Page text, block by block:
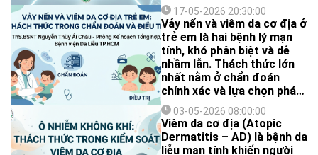
lý da như vảy nến, viêm da
cơ địa, bạch biến,
lymphoma da tế bào T, xơ
cứng bì, á vảy nến
17-05-2026 20:30:00
Vảy nến và viêm da cơ địa ở
trẻ em là hai bệnh lý mạn
tính, khó phân biệt và dễ
nhầm lẫn. Thách thức lớn
nhất nằm ở chẩn đoán
chính xác và lựa chọn phác
đồ điều trị phù hợp. Việc cá
thể hóa điều trị không chỉ
giúp kiểm soát bệnh tốt
hơn mà còn cải thiện chất
03-05-2026 08:00:00
Viêm da cơ địa (Atopic
Dermatitis – AD) là bệnh da
liễu mạn tính khiến người